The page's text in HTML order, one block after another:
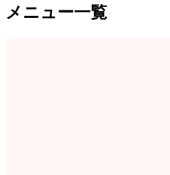
メニュー一覧